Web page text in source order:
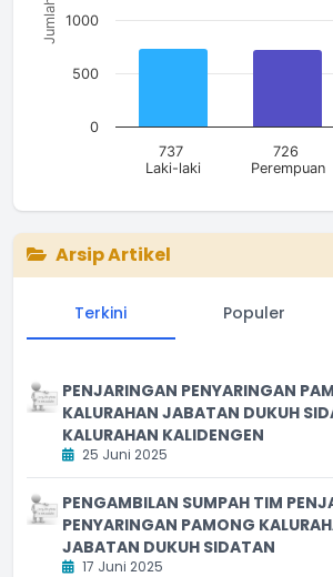
Jumlah
737
Laki-laki
726
Perempuan
0
500
1000
Arsip Artikel
Terkini Populer
PENJARINGAN PENYARINGAN
KALURAHAN JABATAN DUKUH
KALURAHAN KALIDENGEN
25 Juni 2025
PENGAMBILAN SUMPAH TIM
PENYARINGAN PAMONG
JABATAN DUKUH SIDATAN
17 Juni 2025